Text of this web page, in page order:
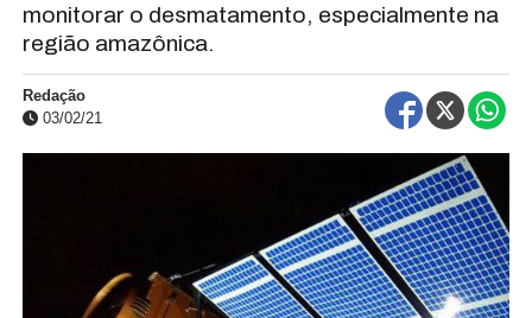
monitorar o desmatamento, especialmente na
região amazônica.
Redação
03/02/21